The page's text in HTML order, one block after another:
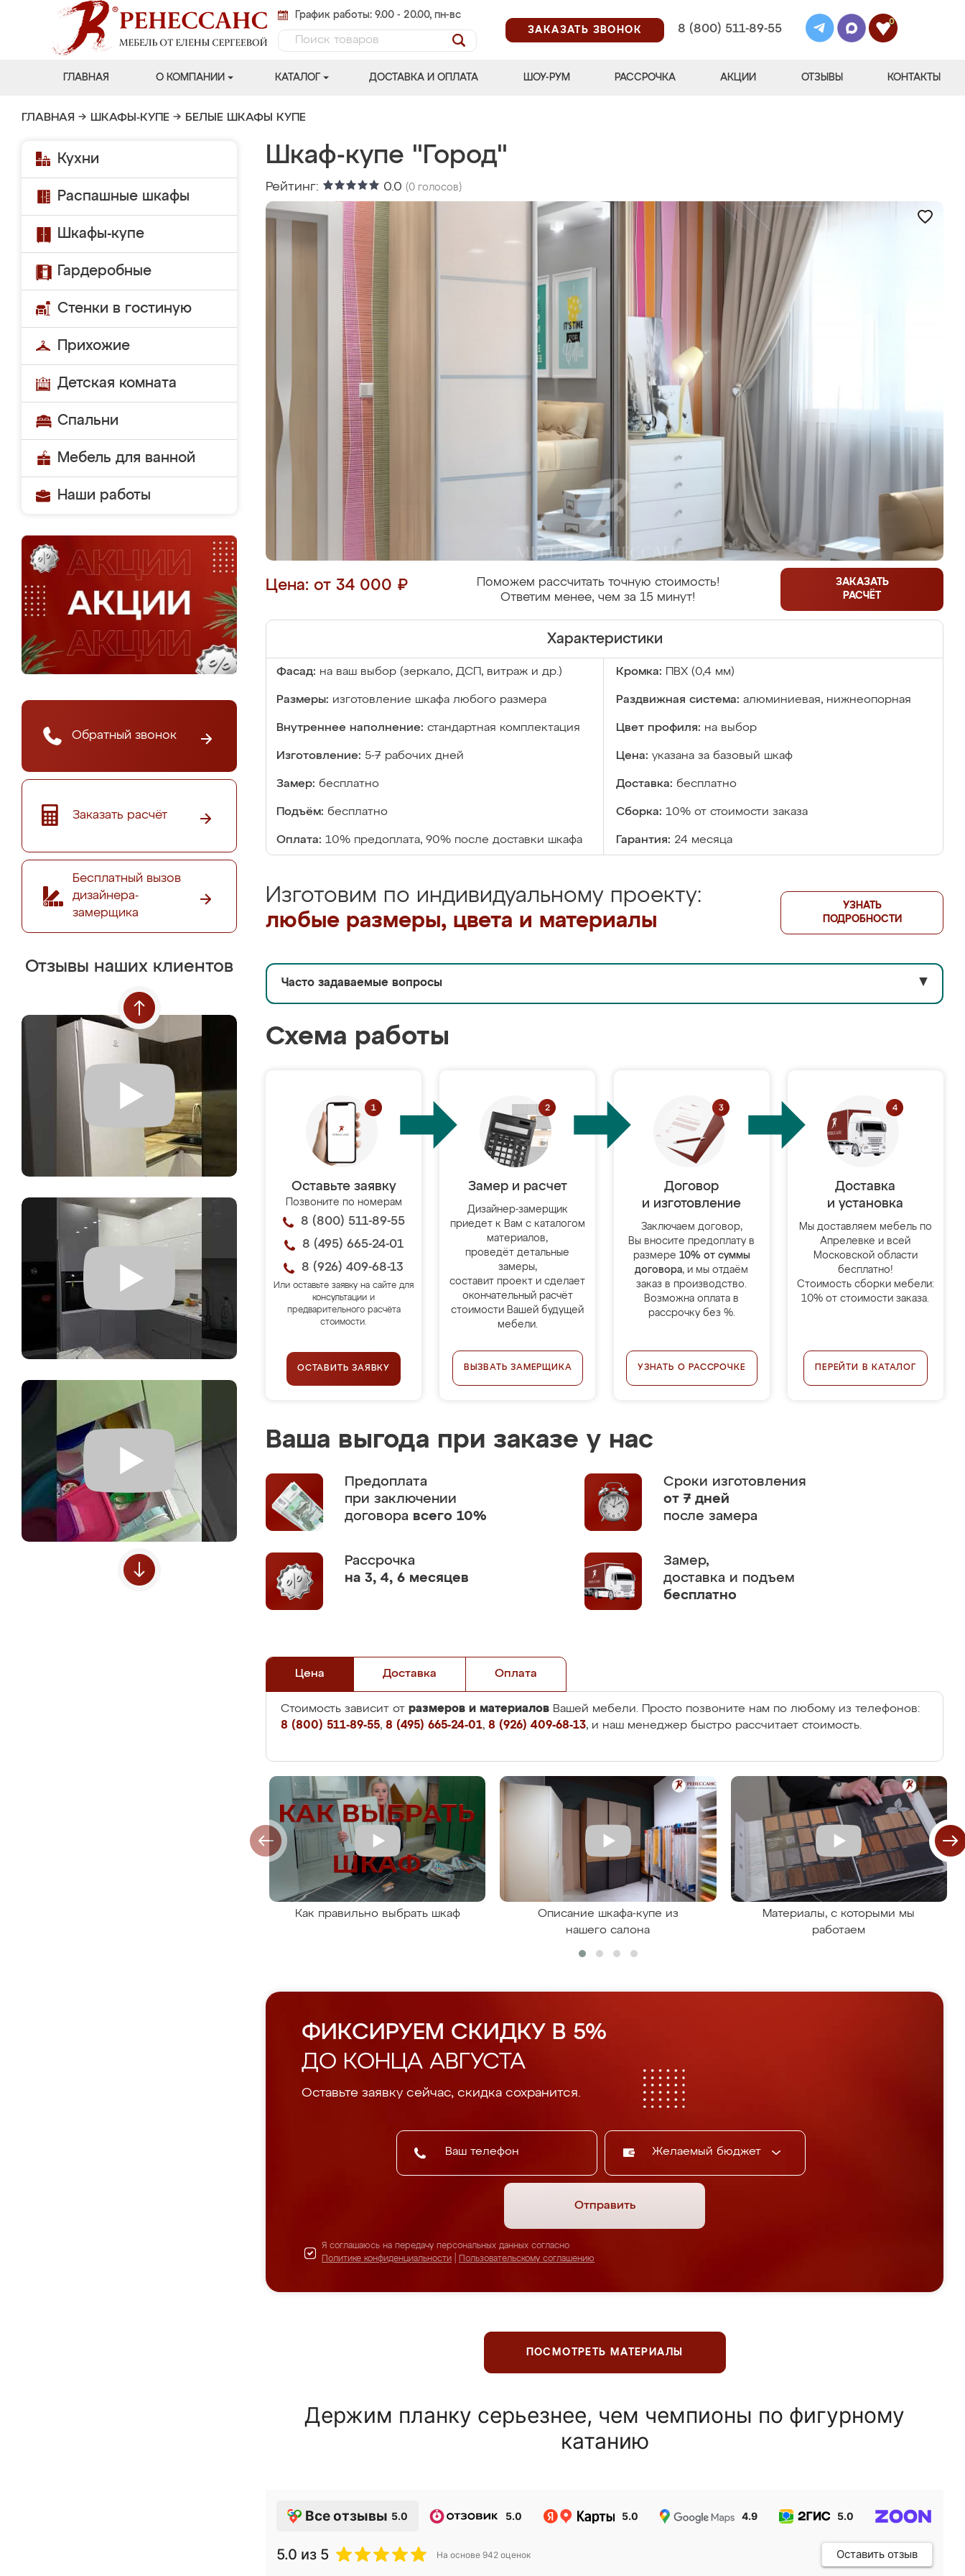
График работы: 9.00 - 20.00, пн-вс
ЗАКАЗАТЬ ЗВОНОК
8 (800) 511-89-55
0
ГЛАВНАЯ О КОМПАНИИ КАТАЛОГ ДОСТАВКА И ОПЛАТА ШОУ-РУМ РАССРОЧКА АКЦИИ ОТЗЫВЫ КОНТАКТЫ
ГЛАВНАЯ → ШКАФЫ-КУПЕ → БЕЛЫЕ ШКАФЫ КУПЕ
Кухни
Распашные шкафы
Шкафы-купе
Гардеробные
Стенки в гостиную
Прихожие
Детская комната
Спальни
Мебель для ванной
Наши работы
Обратный звонок
Заказать расчёт
Бесплатный вызов
дизайнера-
замерщика
Отзывы наших клиентов
Шкаф-купе "Город"
Рейтинг: 0.0 (0 голосов)
Цена: от 34 000 ₽
Поможем рассчитать точную стоимость!
Ответим менее, чем за 15 минут!
ЗАКАЗАТЬ
РАСЧЁТ
Характеристики
Фасад: на ваш выбор (зеркало, ДСП, витраж и др.) Кромка: ПВХ (0,4 мм)
Размеры: изготовление шкафа любого размера Раздвижная система: алюминиевая, нижнеопорная
Внутреннее наполнение: стандартная комплектация Цвет профиля: на выбор
Изготовление: 5-7 рабочих дней Цена: указана за базовый шкаф
Замер: бесплатно Доставка: бесплатно
Подъём: бесплатно Сборка: 10% от стоимости заказа
Оплата: 10% предоплата, 90% после доставки шкафа Гарантия: 24 месяца
Изготовим по индивидуальному проекту:
любые размеры, цвета и материалы
УЗНАТЬ
ПОДРОБНОСТИ
Часто задаваемые вопросы ▼
Схема работы
Оставьте заявку
Позвоните по номерам
8 (800) 511-89-55
8 (495) 665-24-01
8 (926) 409-68-13
Или оставьте заявку на сайте для
консультации и
предварительного расчёта
стоимости.
ОСТАВИТЬ ЗАЯВКУ
Замер и расчет
Дизайнер-замерщик
приедет к Вам с каталогом
материалов,
проведёт детальные
замеры,
составит проект и сделает
окончательный расчёт
стоимости Вашей будущей
мебели.
ВЫЗВАТЬ ЗАМЕРЩИКА
Договор
и изготовление
Заключаем договор,
Вы вносите предоплату в
размере 10% от суммы
договора, и мы отдаём
заказ в производство.
Возможна оплата в
рассрочку без %.
УЗНАТЬ О РАССРОЧКЕ
Доставка
и установка
Мы доставляем мебель по
Апрелевке и всей
Московской области
бесплатно!
Стоимость сборки мебели:
10% от стоимости заказа.
ПЕРЕЙТИ В КАТАЛОГ
Ваша выгода при заказе у нас
Предоплата
при заключении
договора всего 10%
Сроки изготовления
от 7 дней
после замера
Рассрочка
на 3, 4, 6 месяцев
Замер,
доставка и подъем
бесплатно
Цена Доставка Оплата
Стоимость зависит от размеров и материалов Вашей мебели. Просто позвоните нам по любому из телефонов:
8 (800) 511-89-55, 8 (495) 665-24-01, 8 (926) 409-68-13, и наш менеджер быстро рассчитает стоимость.
Как правильно выбрать шкаф
Описание шкафа-купе из
нашего салона
Материалы, с которыми мы
работаем
ФИКСИРУЕМ СКИДКУ В 5%
ДО КОНЦА АВГУСТА
Оставьте заявку сейчас, скидка сохранится.
Желаемый бюджет
Отправить
Я соглашаюсь на передачу персональных данных согласно
Политике конфиденциальности
Пользовательскому соглашению
ПОСМОТРЕТЬ МАТЕРИАЛЫ
Держим планку серьезнее, чем чемпионы по фигурному
катанию
Все отзывы 5.0 5.0 5.0 4.9 5.0
5.0 из 5 На основе 942 оценок Оставить отзыв